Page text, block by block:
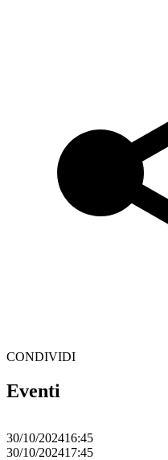
CONDIVIDI
Eventi
30/10/202416:45
30/10/202417:45